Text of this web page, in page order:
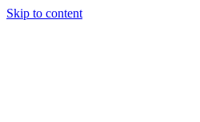
Skip to content